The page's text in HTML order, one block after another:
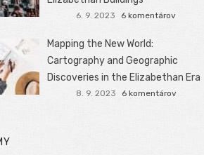
6. 9. 2023 6 komentárov
Mapping the New World:
Cartography and Geographic
Discoveries in the Elizabethan Era
8. 9. 2023 6 komentárov